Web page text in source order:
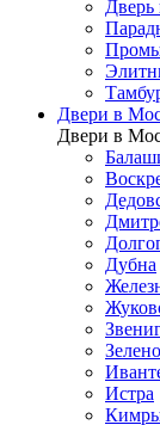
Дверь
Двери в
Двери в
Дубна
Истра